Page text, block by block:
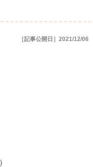
［記事公開日］2021/12/06